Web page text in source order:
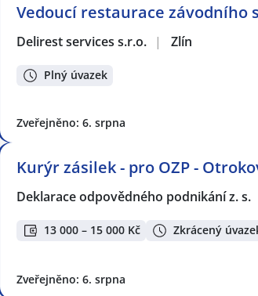
Vedoucí restaurace závodního
Delirest services s.r.o. | Zlín
Plný úvazek
Zveřejněno: 6. srpna
Kurýr zásilek - pro OZP -
Deklarace odpovědného podnikání z. s.
13 000 – 15 000 Kč Zkrácený
Zveřejněno: 6. srpna